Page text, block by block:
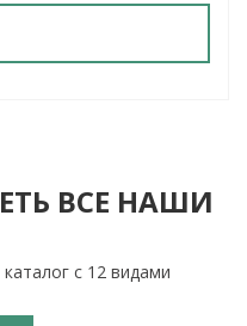
ВСЕ НАШИ
с 12 видами